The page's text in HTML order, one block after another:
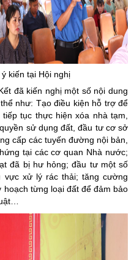
kiến tại Hội nghị
đã kiến nghị một số nội dung
như: Tạo điều kiện hỗ trợ để
tục thực hiện xóa nhà tạm,
sử dụng đất, đầu tư cơ sở
cấp các tuyến đường nội bản,
tại các cơ quan Nhà nước;
đã bị hư hỏng; đầu tư một số
xử lý rác thải; tăng cường
từng loại đất để đảm bảo